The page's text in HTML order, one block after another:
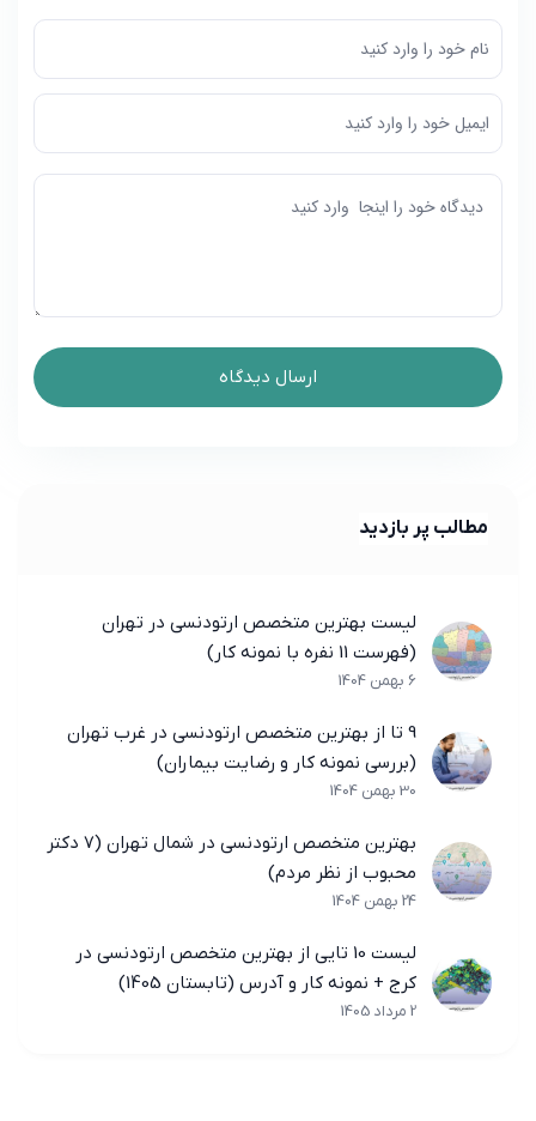
مطالب پر بازدید
لیست بهترین متخصص ارتودنسی در تهران
(فهرست 11 نفره با نمونه کار)
6 بهمن 1404
9 تا از بهترین متخصص ارتودنسی در غرب تهران
(بررسی نمونه کار و رضایت بیماران)
30 بهمن 1404
بهترین متخصص ارتودنسی در شمال تهران (7 دکتر
محبوب از نظر مردم)
24 بهمن 1404
لیست 10 تایی از بهترین متخصص ارتودنسی در
کرج + نمونه کار و آدرس (تابستان 1405)
2 مرداد 1405